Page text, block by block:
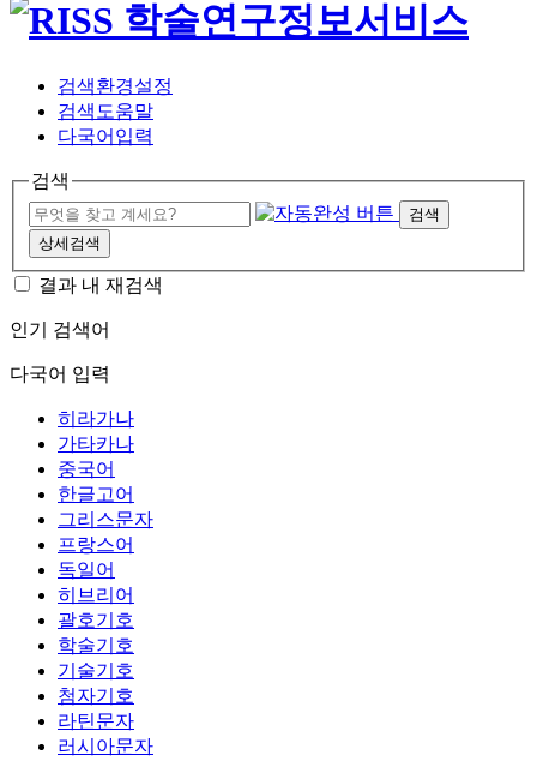
검색환경설정
검색도움말
다국어입력
검색
검색
상세검색
결과 내 재검색
인기 검색어
다국어 입력
히라가나
가타카나
중국어
한글고어
그리스문자
프랑스어
독일어
히브리어
괄호기호
학술기호
기술기호
첨자기호
라틴문자
러시아문자